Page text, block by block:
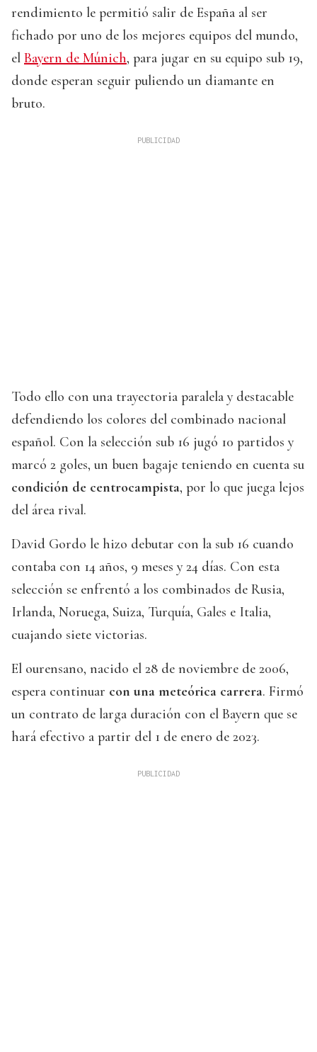
rendimiento le permitió salir de España al ser
fichado por uno de los mejores equipos del mundo,
el Bayern de Múnich, para jugar en su equipo sub 19,
donde esperan seguir puliendo un diamante en
bruto.
Todo ello con una trayectoria paralela y destacable
defendiendo los colores del combinado nacional
español. Con la selección sub 16 jugó 10 partidos y
marcó 2 goles, un buen bagaje teniendo en cuenta su
condición de centrocampista, por lo que juega lejos
del área rival.
David Gordo le hizo debutar con la sub 16 cuando
contaba con 14 años, 9 meses y 24 días. Con esta
selección se enfrentó a los combinados de Rusia,
Irlanda, Noruega, Suiza, Turquía, Gales e Italia,
cuajando siete victorias.
El ourensano, nacido el 28 de noviembre de 2006,
espera continuar con una meteórica carrera. Firmó
un contrato de larga duración con el Bayern que se
hará efectivo a partir del 1 de enero de 2023.